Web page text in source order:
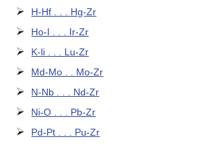
H-Hf . . . Hg-Zr
Ho-I . . . Ir-Zr
K-li . . . Lu-Zr
Md-Mo . . Mo-Zr
N-Nb . . . Nd-Zr
Ni-O . . . Pb-Zr
Pd-Pt . . . Pu-Zr